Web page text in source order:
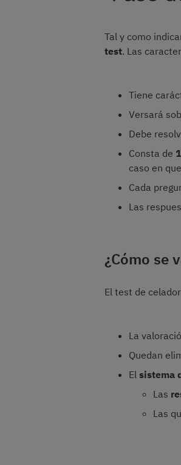
Tal y como
test. Las
Tiene
Versará
Debe
Consta de
caso en
Cada
Las
¿Cómo se
El test de
La
Quedan
El sistema
Las
Las